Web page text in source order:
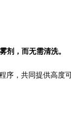
雾剂，而无需清洗。
序，共同提供高度